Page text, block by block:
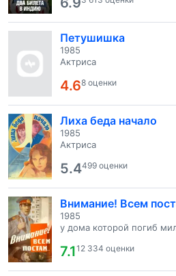
Петушишка
1985
Актриса
4.68 оценки
Лиха беда начало
1985
Актриса
5.4499 оценки
Внимание! Всем
1985
у дома которой погиб
7.112 334 оценки